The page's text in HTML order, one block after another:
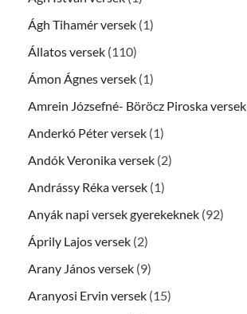
Ágh Tihamér versek (1)
Állatos versek (110)
Ámon Ágnes versek (1)
Amrein Józsefné- Böröcz Piroska versek
Anderkó Péter versek (1)
Andók Veronika versek (2)
Andrássy Réka versek (1)
Anyák napi versek gyerekeknek (92)
Áprily Lajos versek (2)
Arany János versek (9)
Aranyosi Ervin versek (15)